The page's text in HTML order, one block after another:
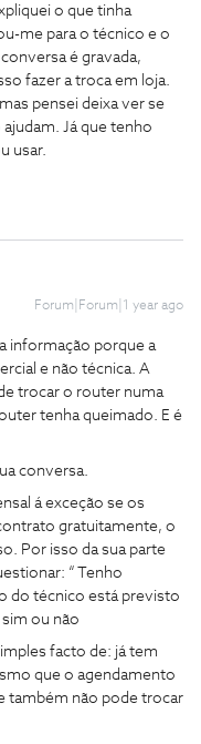
o que tinha
me para o técnico e o
é gravada,
fazer a troca em loja.
pensei deixa ver se
Já que tenho
usar.
Forum|Forum|1 year ago
informação porque a
e não técnica. A
trocar o router numa
tenha queimado. E é
conversa.
á exceção se os
gratuitamente, o
Por isso da sua parte
“ Tenho
do técnico está previsto
ou não
facto de: já tem
que o agendamento
também não pode trocar